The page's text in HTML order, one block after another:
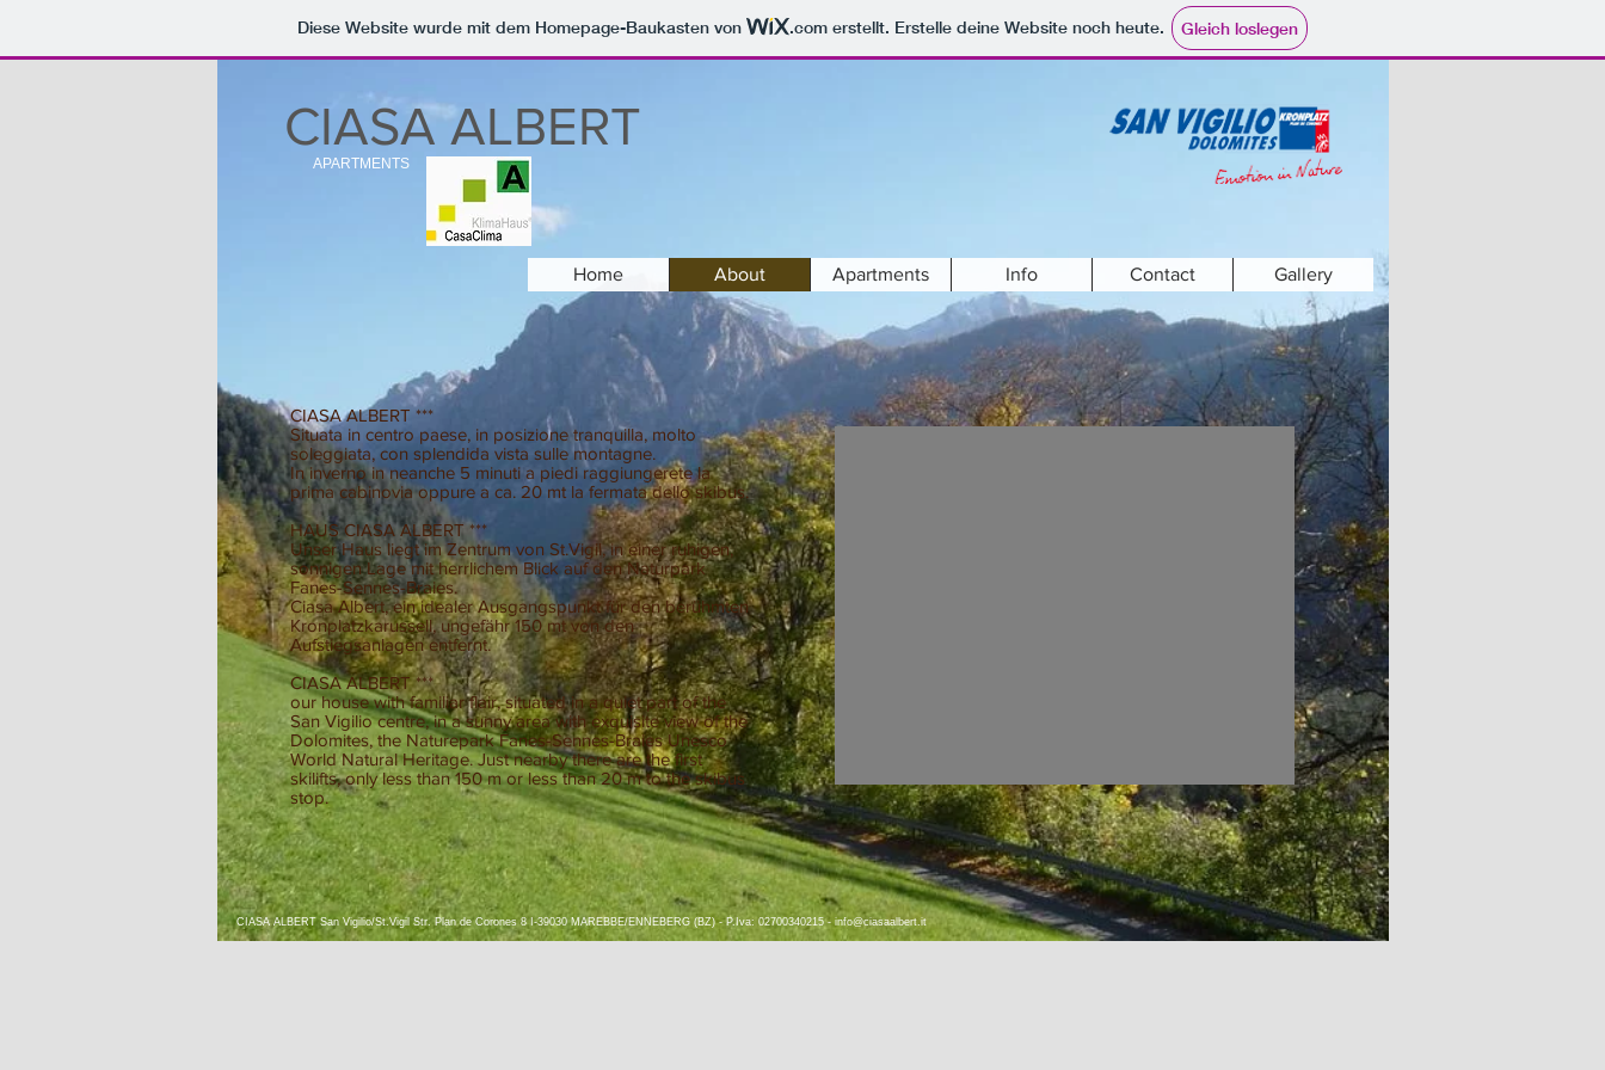
Diese Website wurde mit dem Homepage-Baukasten von .com erstellt. Erstelle deine Website noch heute. Gleich loslegen
APARTMENTS
CIASA ALBERT
Home About Apartments Info Contact Gallery
CIASA ALBERT ***
Situata in centro paese, in posizione tranquilla, molto
soleggiata, con splendida vista sulle montagne.
In inverno in neanche 5 minuti a piedi raggiungerete la
prima cabinovia oppure a ca. 20 mt la fermata dello skibus.
HAUS CIASA ALBERT ***
Unser Haus liegt im Zentrum von St.Vigil, in einer ruhigen,
sonnigen Lage mit herrlichem Blick auf den Naturpark
Fanes-Sennes-Braies.
Ciasa Albert, ein idealer Ausgangspunkt für den berühmten
Kronplatzkarussell, ungefähr 150 mt von den
Aufstiegsanlagen entfernt.
CIASA ALBERT ***
our house with familiar flair, situated in a quiet part of the
San Vigilio centre, in a sunny area with exquisite view of the
Dolomites, the Naturepark Fanes-Sennes-Braies Unesco
World Natural Heritage. Just nearby there are the first
skilifts, only less than 150 m or less than 20 m to the skibus
stop.
CIASA ALBERT San Vigilio/St.Vigil Str. Plan de Corones 8 I-39030 MAREBBE/ENNEBERG (BZ) - P.Iva: 02700340215 - info@ciasaalbert.it